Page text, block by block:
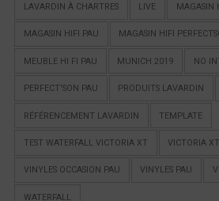
LAVARDIN À CHARTRES LIVE MAGASIN
MAGASIN HIFI PAU MAGASIN HIFI
MEUBLE HI FI PAU MUNICH 2019 NO
PERFECT'SON PAU PRODUITS LAVARDIN
RÉFÉRENCEMENT LAVARDIN TEMPLATE
TEST WATERFALL VICTORIA XT VICTORIA
VINYLES OCCASION PAU VINYLES PAU
WATERFALL